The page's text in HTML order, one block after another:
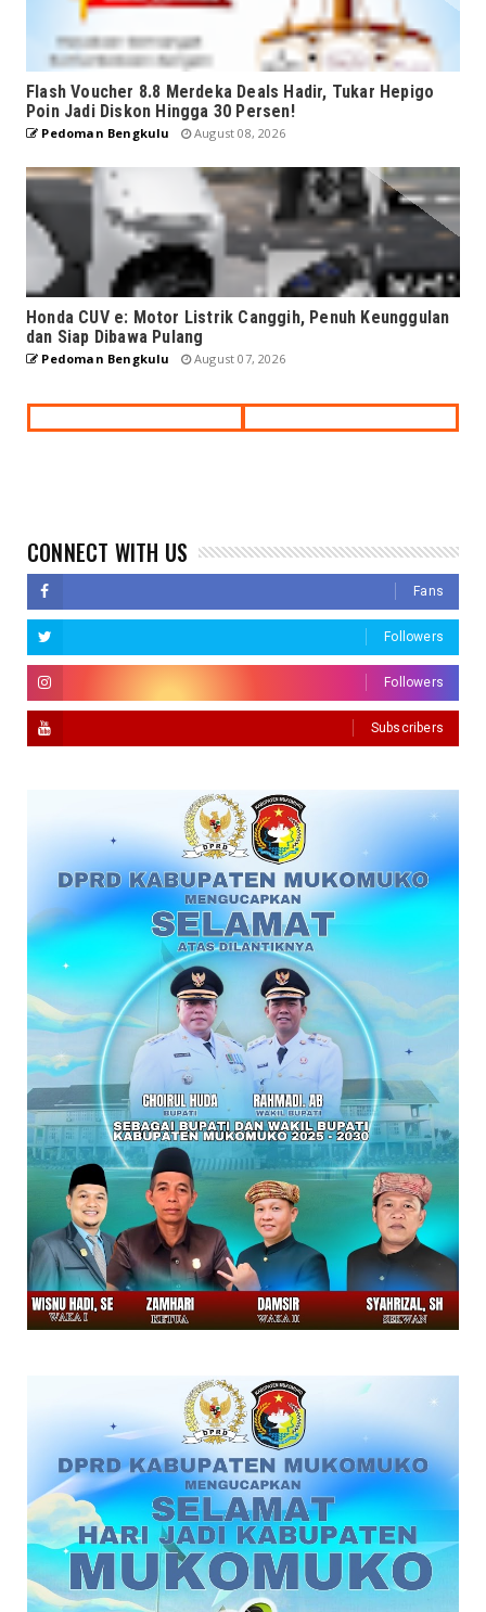
Flash Voucher 8.8 Merdeka Deals Hadir, Tukar Hepigo
Poin Jadi Diskon Hingga 30 Persen!
Pedoman Bengkulu August 08, 2026
Honda CUV e: Motor Listrik Canggih, Penuh Keunggulan
dan Siap Dibawa Pulang
Pedoman Bengkulu August 07, 2026
CONNECT WITH US
Fans
Followers
Followers
Subscribers